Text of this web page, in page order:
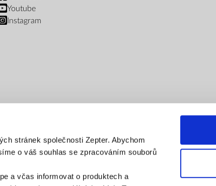
stránek společnosti Zepter. Abychom
o váš souhlas se zpracováním souborů
a včas informovat o produktech a
Youtube
Instagram
Platba na dobírku